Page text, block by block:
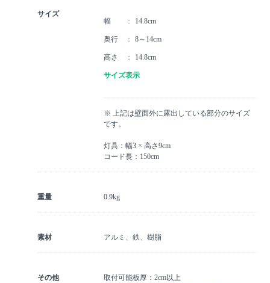
サイズ
幅
14.8cm
奥行 8～14cm
高さ 14.8cm
サイズ表示
※ 上記は壁面外に露出している部分のサイズ
です。
灯具：幅3 × 高さ9cm
コード長：150cm
重量 0.9kg
素材 アルミ、鉄、樹脂
その他
取付可能板厚：2cm以上